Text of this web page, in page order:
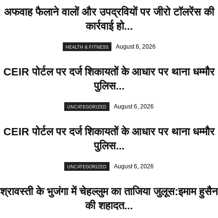
अफवाह फैलाने वालों और उपद्रवियों पर जीरो टॉलरेंस की
कार्रवाई हो...
HEALTH & FITNESS August 6, 2026
CEIR पोर्टल पर दर्ज शिकायतों के आधार पर थाना धम्मौर
पुलिस...
UNCATEGORIZED August 6, 2026
CEIR पोर्टल पर दर्ज शिकायतों के आधार पर थाना धम्मौर
पुलिस...
UNCATEGORIZED August 6, 2026
श्रावस्ती के भुजंगा में चेहल्लुम का ताजिया जुलूस:इमाम हुसैन
की शहादत...